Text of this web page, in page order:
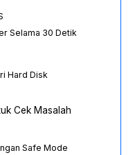
Selama 30 Detik
Hard Disk
Cek Masalah
Safe Mode